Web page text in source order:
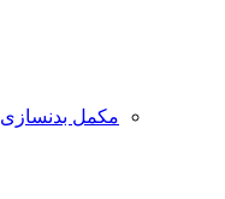
مکمل بدنسازی